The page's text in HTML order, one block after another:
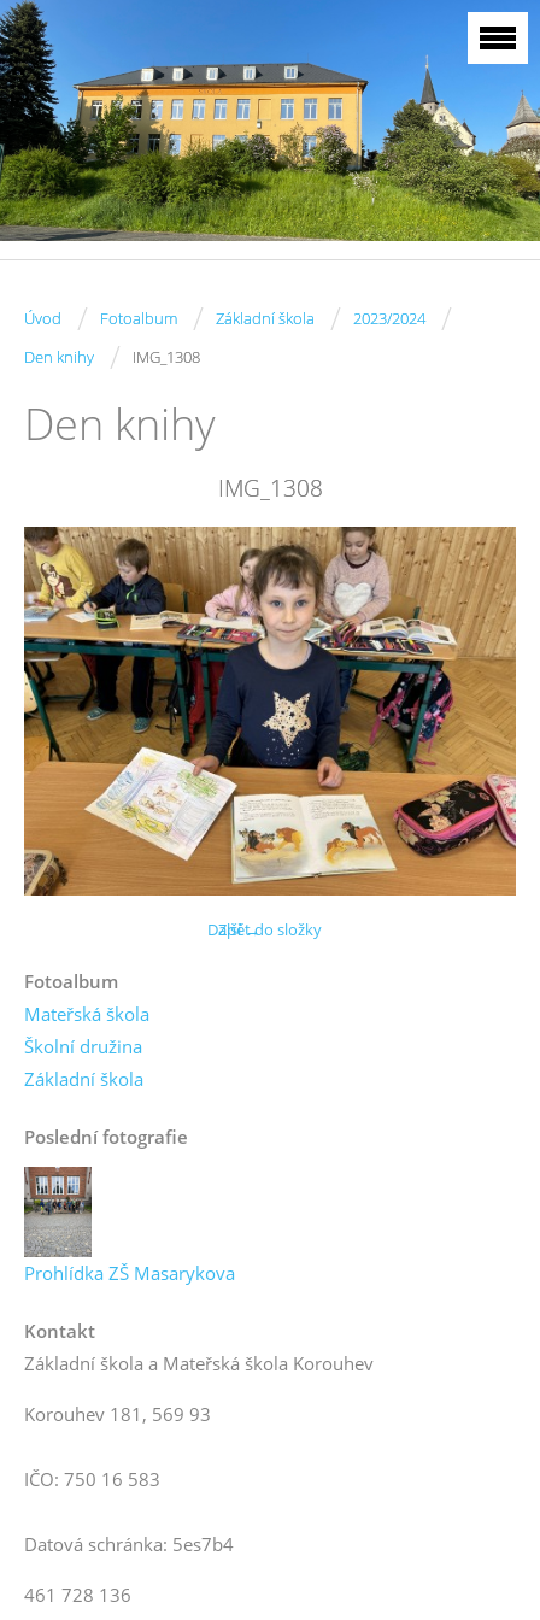
Úvod / Fotoalbum / Základní škola / 2023/2024 /
Den knihy / IMG_1308
Den knihy
IMG_1308
Další →
Zpět do složky
Fotoalbum
Mateřská škola
Školní družina
Základní škola
Poslední fotografie
Prohlídka ZŠ Masarykova
Kontakt
Základní škola a Mateřská škola Korouhev
Korouhev 181, 569 93
IČO: 750 16 583
Datová schránka: 5es7b4
461 728 136